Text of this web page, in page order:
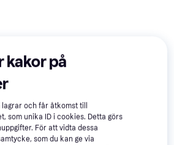
kakor på
och får åtkomst till
som unika ID i cookies. Detta görs
För att vidta dessa
som du kan ge via